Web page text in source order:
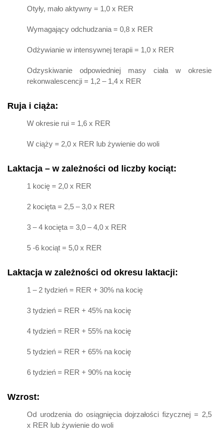
Otyły, mało aktywny = 1,0 x RER
Wymagający odchudzania = 0,8 x RER
Odżywianie w intensywnej terapii = 1,0 x RER
Odzyskiwanie odpowiedniej masy ciała w okresie
rekonwalescencji = 1,2 – 1,4 x RER
Ruja i ciąża:
W okresie rui = 1,6 x RER
W ciąży = 2,0 x RER lub żywienie do woli
Laktacja – w zależności od liczby kociąt:
1 kocię = 2,0 x RER
2 kocięta = 2,5 – 3,0 x RER
3 – 4 kocięta = 3,0 – 4,0 x RER
5 -6 kociąt = 5,0 x RER
Laktacja w zależności od okresu laktacji:
1 – 2 tydzień = RER + 30% na kocię
3 tydzień = RER + 45% na kocię
4 tydzień = RER + 55% na kocię
5 tydzień = RER + 65% na kocię
6 tydzień = RER + 90% na kocię
Wzrost:
Od urodzenia do osiągnięcia dojrzałości fizycznej = 2,5
x RER lub żywienie do woli